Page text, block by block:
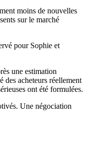
moins de nouvelles
sur le marché
pour Sophie et
une estimation
acheteurs réellement
ont été formulées.
Une négociation